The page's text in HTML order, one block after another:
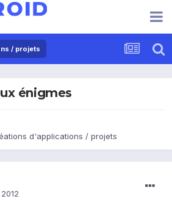
/ projets
énigmes
d'applications / projets